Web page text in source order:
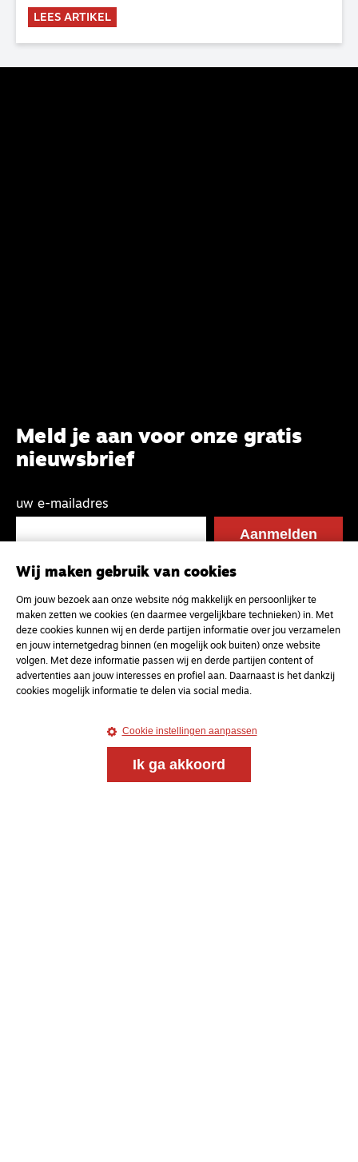
van de GKv en NGK actief en kreeg van de
synode van Deventer in 2023 de opdracht om
belijdenis en bij te dragen aan de verlevendiging
LEES ARTIKEL
Meld je aan voor onze gratis
nieuwsbrief
uw e-mailadres
Wij maken gebruik van cookies
Om jouw bezoek aan onze website nóg makkelijk en persoonlijker te
maken zetten we cookies (en daarmee vergelijkbare technieken) in. Met
deze cookies kunnen wij en derde partijen informatie over jou verzamelen
en jouw internetgedrag binnen (en mogelijk ook buiten) onze website
volgen. Met deze informatie passen wij en derde partijen content of
advertenties aan jouw interesses en profiel aan. Daarnaast is het dankzij
cookies mogelijk informatie te delen via social media.
Cookie instellingen aanpassen
Ik ga akkoord